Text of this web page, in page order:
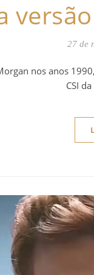
27 de
nos anos
CSI